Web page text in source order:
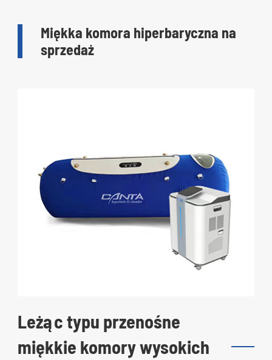
Miękka komora hiperbaryczna na
sprzedaż
Leżąc typu przenośne
miękkie komory wysokich